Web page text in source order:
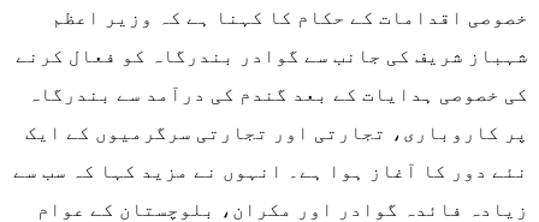
خصوصی اقدامات کے حکام کا کہنا ہے کہ وزیر اعظم
شہباز شریف کی جانب سے گوادر بندرگاہ کو فعال کرنے
کی خصوصی ہدایات کے بعد گندم کی درآمد سے بندرگاہ
پر کاروباری، تجارتی اور تجارتی سرگرمیوں کے ایک
نئے دور کا آغاز ہوا ہے۔ انہوں نے مزید کہا کہ سب سے
زیادہ فائدہ گوادر اور مکران، بلوچستان کے عوام